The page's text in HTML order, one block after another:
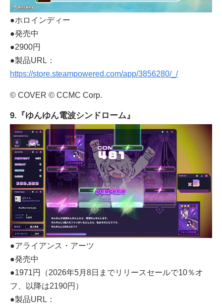
●ホロインディー
●発売中
●2900円
●製品URL：
https://store.steampowered.com/app/3856280/_/
© COVER © CCMC Corp.
9.『ゆんゆん電波シンドローム』
●アライアンス・アーツ
●発売中
●1971円（2026年5月8日までリリースセールで10％オ
フ、以降は2190円）
●製品URL：